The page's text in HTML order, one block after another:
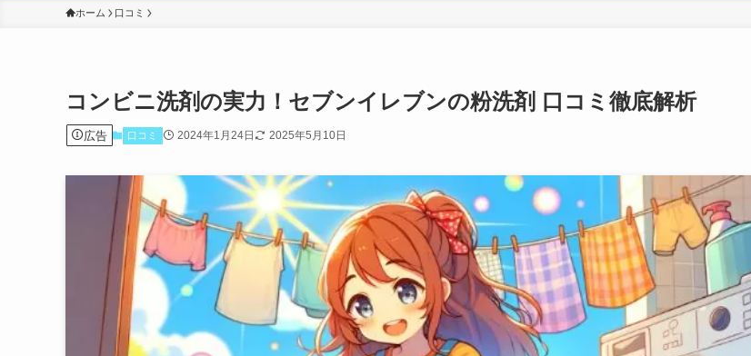
ホーム 口コミ
コンビニ洗剤の実力！セブンイレブンの粉洗剤 口コミ徹底解析
広告 口コミ 2024年1月24日 2025年5月10日